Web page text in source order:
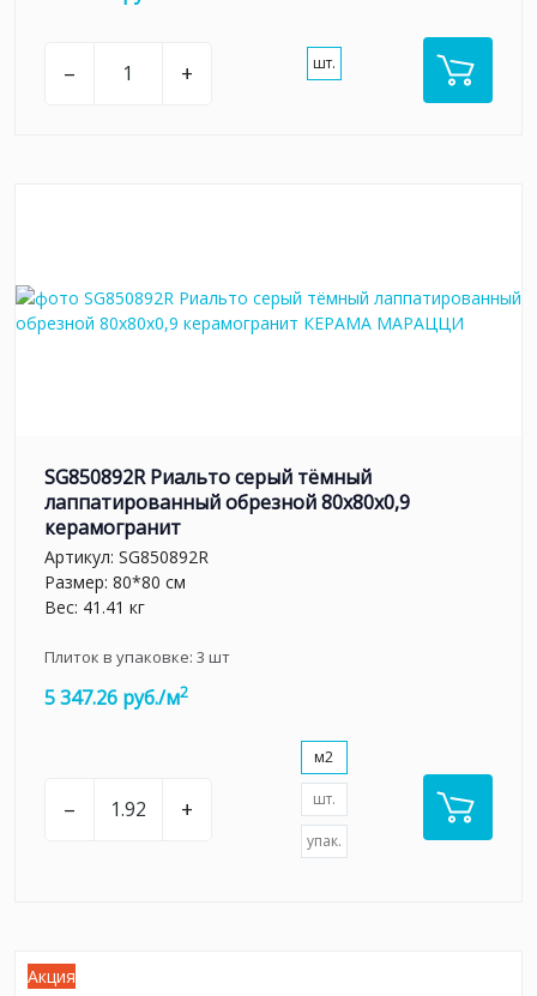
– + шт.
SG850892R Риальто серый тёмный
лаппатированный обрезной 80x80x0,9
керамогранит
Артикул: SG850892R
Размер: 80*80 см
Вес: 41.41 кг
Плиток в упаковке: 3 шт
5 347.26 руб./м2
– +
м2
шт.
упак.
Акция